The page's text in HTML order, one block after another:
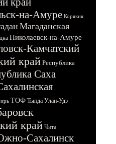
на-Амуре Корякия
Магаданская
Николаевск-на-Амуре
Камчатский
крайРеспублика
Саха
ТОФ Тында Улан-Удэ
край Чита
Сахалинск